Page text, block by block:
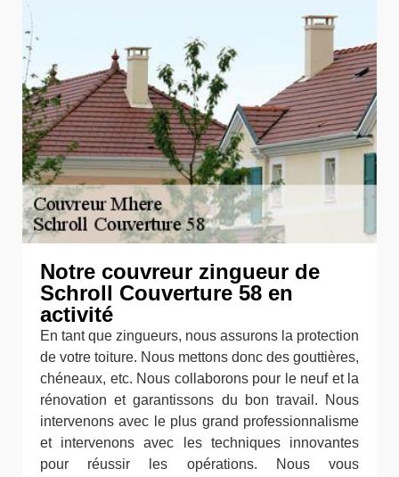
Notre couvreur zingueur de
Schroll Couverture 58 en
activité
En tant que zingueurs, nous assurons la protection
de votre toiture. Nous mettons donc des gouttières,
chéneaux, etc. Nous collaborons pour le neuf et la
rénovation et garantissons du bon travail. Nous
intervenons avec le plus grand professionnalisme
et intervenons avec les techniques innovantes
pour réussir les opérations. Nous vous